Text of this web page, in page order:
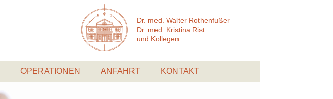
Dr. med. Walter Rothenfußer
Dr. med. Kristina Rist
und Kollegen
OPERATIONEN ANFAHRT KONTAKT